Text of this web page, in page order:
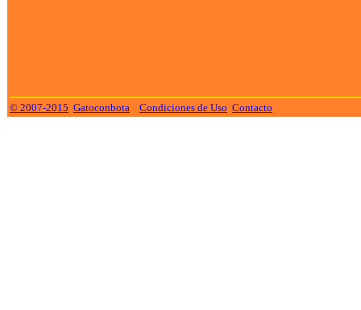
© 2007-2015 Gatoconbota Condiciones de Uso Contacto